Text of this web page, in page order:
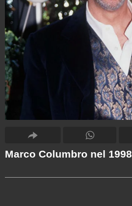
Marco Columbro nel 1998